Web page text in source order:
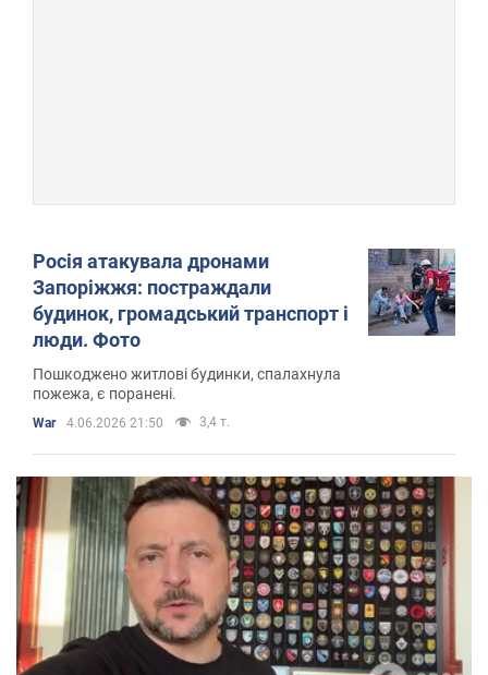
Росія атакувала дронами
Запоріжжя: постраждали
будинок, громадський транспорт і
люди. Фото
Пошкоджено житлові будинки, спалахнула
пожежа, є поранені.
War 4.06.2026 21:50 3,4 т.